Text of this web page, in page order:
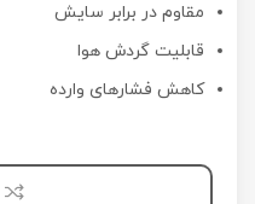
مقاوم در برابر سایش
قابلیت گردش هوا
کاهش فشارهای وارده